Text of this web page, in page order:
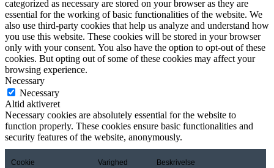
categorized as necessary are stored on your browser as they are
essential for the working of basic functionalities of the website. We
also use third-party cookies that help us analyze and understand how
you use this website. These cookies will be stored in your browser
only with your consent. You also have the option to opt-out of these
cookies. But opting out of some of these cookies may affect your
browsing experience.
Necessary
Necessary
Altid aktiveret
Necessary cookies are absolutely essential for the website to
function properly. These cookies ensure basic functionalities and
security features of the website, anonymously.
Cookie Varighed Beskrivelse